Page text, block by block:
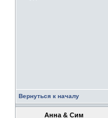
Вернуться к началу
Анна & Сим